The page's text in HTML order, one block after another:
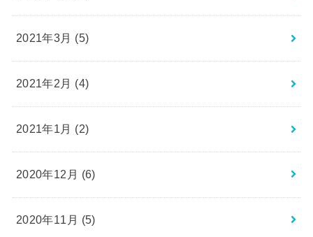
2021年3月 (5)
2021年2月 (4)
2021年1月 (2)
2020年12月 (6)
2020年11月 (5)